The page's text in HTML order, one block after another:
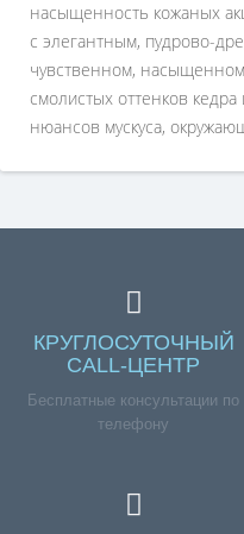
насыщенность кожаных
с элегантным, пудрово-
чувственном,
смолистых оттенков
нюансов мускуса,
КРУГЛОСУТОЧНЫЙ
CALL-ЦЕНТР
Бесплатные консультации по
телефону